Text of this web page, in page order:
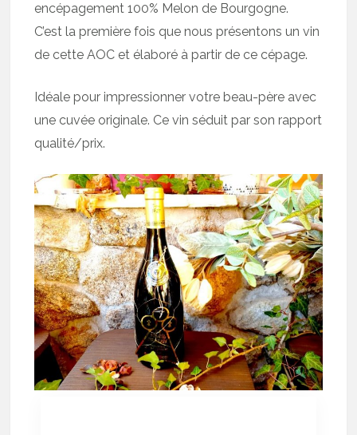
encépagement 100% Melon de Bourgogne.
C’est la première fois que nous présentons un vin
de cette AOC et élaboré à partir de ce cépage.
Idéale pour impressionner votre beau-père avec
une cuvée originale. Ce vin séduit par son rapport
qualité/prix.